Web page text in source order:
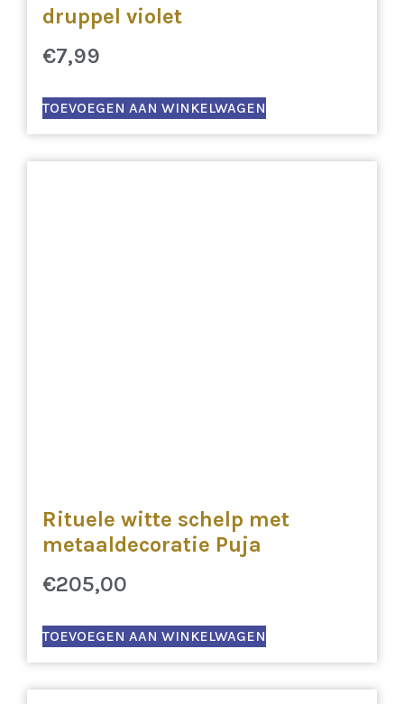
druppel violet
€7,99
TOEVOEGEN AAN WINKELWAGEN
Rituele witte schelp met
metaaldecoratie Puja
€205,00
TOEVOEGEN AAN WINKELWAGEN